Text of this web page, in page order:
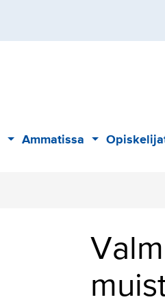
Alavalikko
Ammatissa Alavalikko